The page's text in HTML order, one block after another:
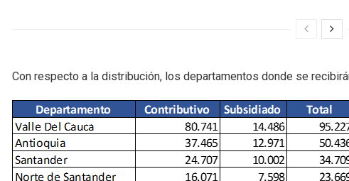
Con respecto a la distribución, los departamentos donde se